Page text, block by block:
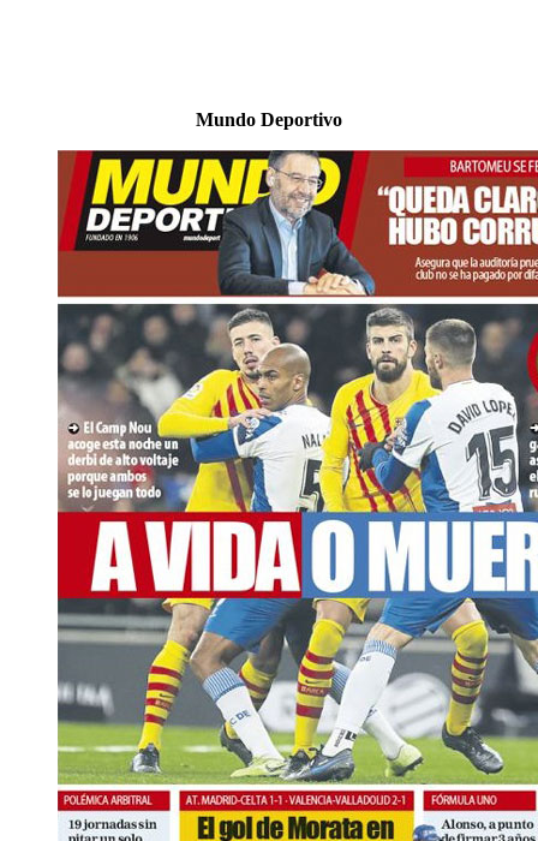
Mundo Deportivo